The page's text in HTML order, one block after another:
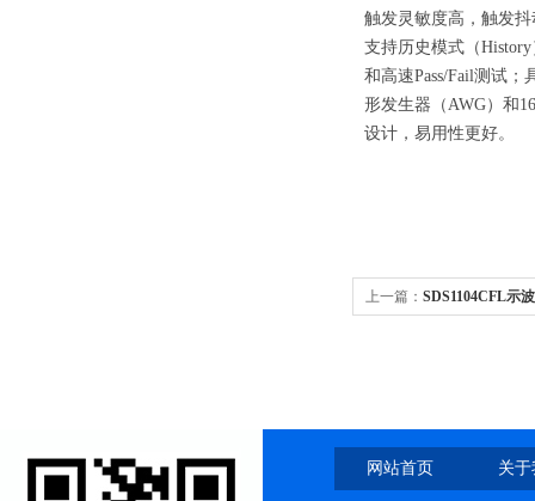
触发灵敏度高，触发
支持历史模式（History
和高速Pass/Fail测试
形发生器（AWG）和
设计，易用性更好。
上一篇： SDS1104CFL示
网站首页 关